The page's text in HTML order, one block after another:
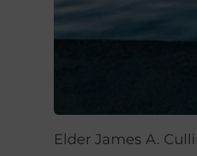
Elder James A.